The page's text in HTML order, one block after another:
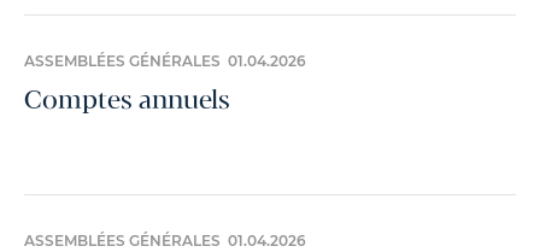
ASSEMBLÉES GÉNÉRALES 01.04.2026
Comptes annuels
ASSEMBLÉES GÉNÉRALES 01.04.2026